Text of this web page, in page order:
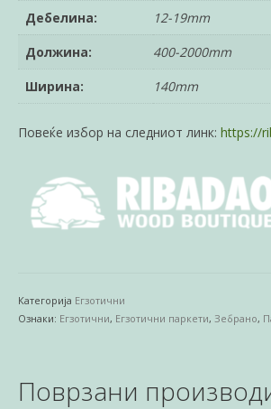
Дебелина:
12-19mm
Должина:
400-2000mm
Ширина:
140mm
Повеќе избор на следниот линк: https://
Категорија Егзотични
Ознаки: Егзотични, Егзотични паркети, Зебрано,
Поврзани